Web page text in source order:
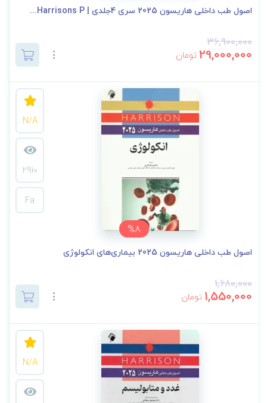
اصول طب داخلی هاریسون 2025 سری 4جلدی | Harrisons P...
36,900,000
29,000,000 تومان
%8
N/A
2910
Fa
اصول طب داخلی هاریسون 2025 بیماری‌های انکولوژی
1,680,000
1,550,000 تومان
N/A